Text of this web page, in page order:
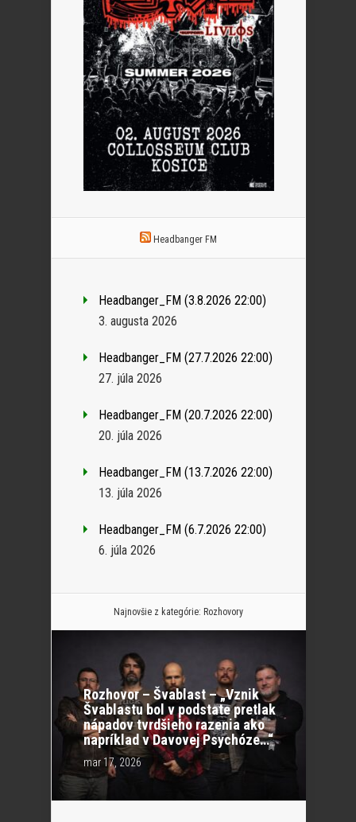
Headbanger FM
Headbanger_FM (3.8.2026 22:00)
3. augusta 2026
Headbanger_FM (27.7.2026 22:00)
27. júla 2026
Headbanger_FM (20.7.2026 22:00)
20. júla 2026
Headbanger_FM (13.7.2026 22:00)
13. júla 2026
Headbanger_FM (6.7.2026 22:00)
6. júla 2026
Najnovšie z kategórie: Rozhovory
Rozhovor – Švablast – „Vznik
Švablastu bol v podstate pretlak
nápadov tvrdšieho razenia ako
napríklad v Davovej Psychóze…“
mar 17, 2026